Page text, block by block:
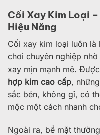
Cối Xay Kim Loại
Hiệu Năng
Cối xay kim loại luôn là
chơi chuyên nghiệp
xay mịn mạnh mẽ.
hợp kim cao cấp,
sắc bén, không gỉ, có
mộc một cách nhanh
Ngoài ra, bề mặt